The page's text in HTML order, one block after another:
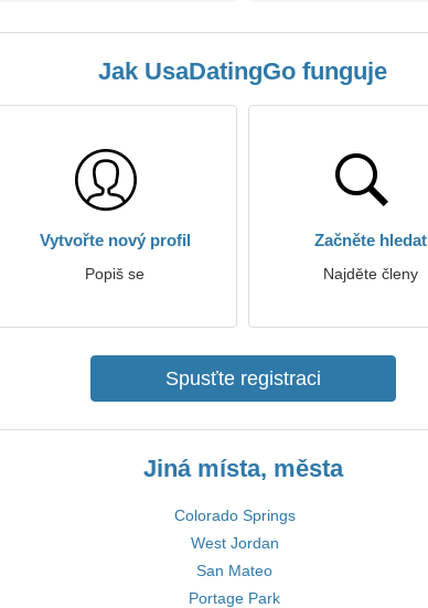
Jak UsaDatingGo funguje
Vytvořte nový profil
Popiš se
Začněte hledat
Najděte členy
Spusťte registraci
Jiná místa, města
Colorado Springs
West Jordan
San Mateo
Portage Park